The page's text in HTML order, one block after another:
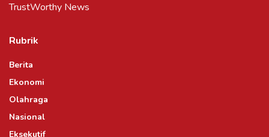
TrustWorthy News
Rubrik
Berita
Ekonomi
Olahraga
Nasional
Eksekutif